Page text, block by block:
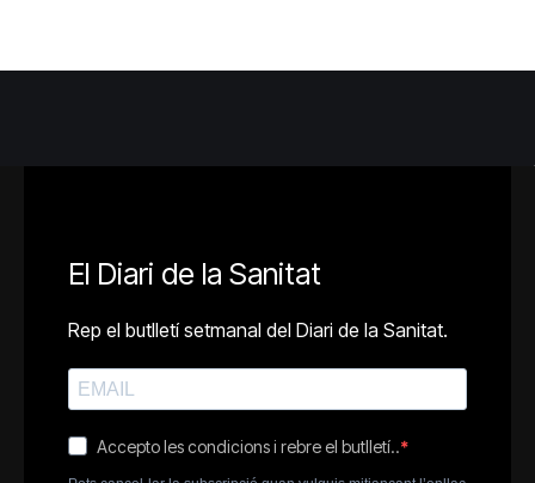
El Diari de la Sanitat
Rep el butlletí setmanal del Diari de la Sanitat.
Accepto les condicions i rebre el butlletí..